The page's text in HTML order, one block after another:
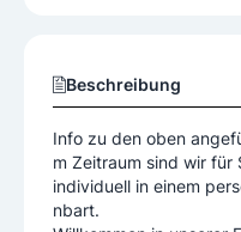
Beschreibung
Info zu den oben
m Zeitraum sind wir für
individuell in einem
nbart.